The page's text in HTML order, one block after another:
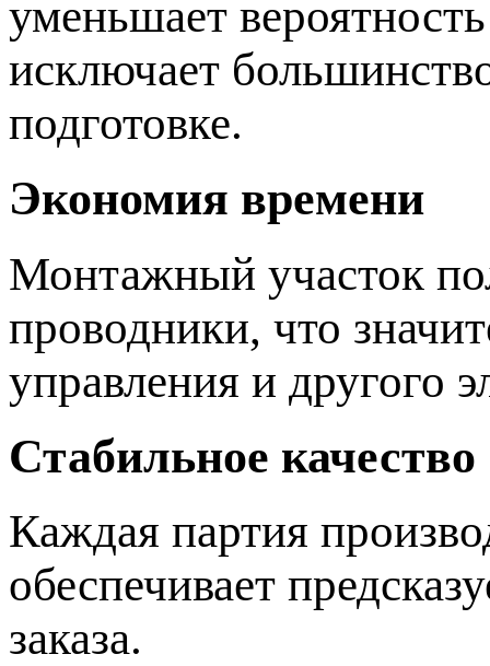
уменьшает
исключает
подготовке.
Экономия времени
Монтажный участок
проводники, что
управления и другого
Стабильное качество
Каждая партия
обеспечивает
заказа.